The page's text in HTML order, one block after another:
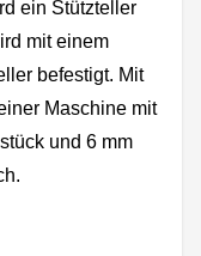
ein Stützteller
mit einem
befestigt. Mit
Maschine mit
und 6 mm